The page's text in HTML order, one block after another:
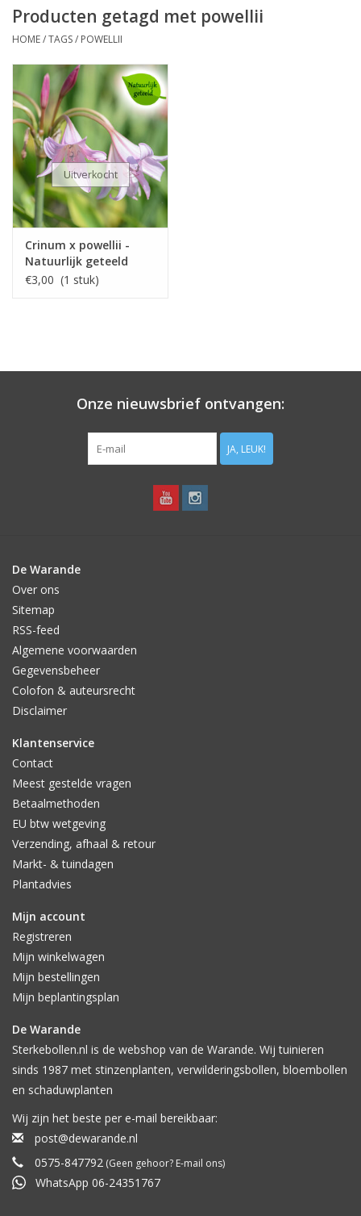
Sterke Bollen Dagen
Producten getagd met powellii
HOME/TAGS/ POWELLII
Uitverkocht
Crinum x powellii -
Natuurlijk geteeld
€3,00 (1 stuk)
Onze nieuwsbrief ontvangen:
JA, LEUK!
De Warande
Over ons
Sitemap
RSS-feed
Algemene voorwaarden
Gegevensbeheer
Colofon & auteursrecht
Disclaimer
Klantenservice
Contact
Meest gestelde vragen
Betaalmethoden
EU btw wetgeving
Verzending, afhaal & retour
Markt- & tuindagen
Plantadvies
Mijn account
Registreren
Mijn winkelwagen
Mijn bestellingen
Mijn beplantingsplan
De Warande
Sterkebollen.nl is de webshop van de Warande. Wij tuinieren
sinds 1987 met stinzenplanten, verwilderingsbollen, bloembollen
en schaduwplanten
Wij zijn het beste per e-mail bereikbaar:
post@dewarande.nl
0575-847792 (Geen gehoor? E-mail ons)
WhatsApp 06-24351767